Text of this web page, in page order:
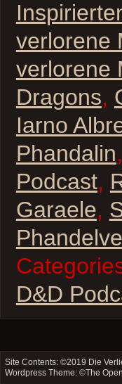
verlorene
verlorene
Dragons,
Iarno
Phandalin,
Podcast,
Garaele,
D&D
Site Contents: ©2019 Die
Wordpress Theme: ©The